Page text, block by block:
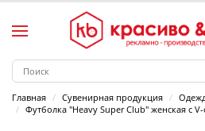
Главная Сувенирная продукция
Футболка "Heavy Super Club" женская с